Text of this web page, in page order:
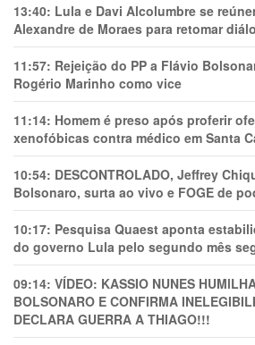
13:40: Lula e Davi Alcolumbre se
Alexandre de Moraes para retomar
11:57: Rejeição do PP a Flávio
Rogério Marinho como vice
11:14: Homem é preso após proferir
xenofóbicas contra médico em Santa
10:54: DESCONTROLADO, Jeffrey
Bolsonaro, surta ao vivo e FOGE de
10:17: Pesquisa Quaest aponta
do governo Lula pelo segundo mês
09:14: VÍDEO: KASSIO NUNES
BOLSONARO E CONFIRMA
DECLARA GUERRA A THIAGO!!!